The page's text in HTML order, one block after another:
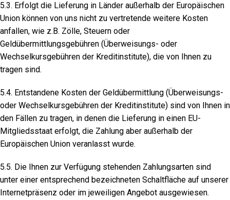
5.3. Erfolgt die Lieferung in Länder außerhalb der Europäischen
Union können von uns nicht zu vertretende weitere Kosten
anfallen, wie z.B. Zölle, Steuern oder
Geldübermittlungsgebühren (Überweisungs- oder
Wechselkursgebühren der Kreditinstitute), die von Ihnen zu
tragen sind.
5.4. Entstandene Kosten der Geldübermittlung (Überweisungs-
oder Wechselkursgebühren der Kreditinstitute) sind von Ihnen in
den Fällen zu tragen, in denen die Lieferung in einen EU-
Mitgliedsstaat erfolgt, die Zahlung aber außerhalb der
Europäischen Union veranlasst wurde.
5.5. Die Ihnen zur Verfügung stehenden Zahlungsarten sind
unter einer entsprechend bezeichneten Schaltfläche auf unserer
Internetpräsenz oder im jeweiligen Angebot ausgewiesen.